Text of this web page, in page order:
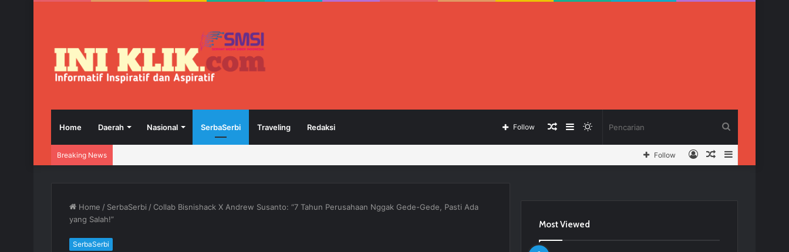
Home Daerah Nasional SerbaSerbi Traveling Redaksi Switch
Sidebar
Berita
Follow
Breaking News
Berita
Log
Follow
Home / SerbaSerbi / Collab Bisnishack X Andrew Susanto: “7 Tahun Perusahaan Nggak Gede-Gede, Pasti Ada
yang Salah!”
SerbaSerbi
Most Viewed